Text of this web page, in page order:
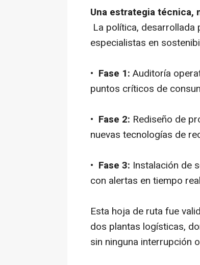
Una estrategia técnica,
La política,
especialistas en
• Fase 1: Auditoría
puntos críticos de
• Fase 2: Rediseño de
nuevas tecnologías de
• Fase 3: Instalación de
con alertas en tiempo
Esta hoja de ruta fue
dos plantas logísticas,
sin ninguna interrupción